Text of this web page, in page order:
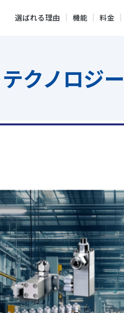
選ばれる理由 機能 料金
クノロジ